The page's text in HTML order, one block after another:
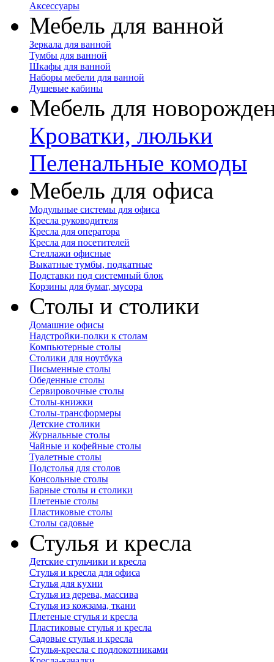
Аксессуары
Мебель для ванной
Зеркала для ванной
Тумбы для ванной
Шкафы для ванной
Наборы мебели для ванной
Душевые кабины
Мебель для
Кроватки, люльки
Пеленальные комоды
Мебель для офиса
Модульные системы для офиса
Кресла руководителя
Кресла для оператора
Кресла для посетителей
Стеллажи офисные
Выкатные тумбы, подкатные
Подставки под системный блок
Корзины для бумаг, мусора
Столы и столики
Домашние офисы
Надстройки-полки к столам
Компьютерные столы
Столики для ноутбука
Письменные столы
Обеденные столы
Сервировочные столы
Столы-книжки
Столы-трансформеры
Детские столики
Журнальные столы
Чайные и кофейные столы
Туалетные столы
Подстолья для столов
Консольные столы
Барные столы и столики
Плетеные столы
Пластиковые столы
Столы садовые
Стулья и кресла
Детские стульчики и кресла
Стулья и кресла для офиса
Стулья для кухни
Стулья из дерева, массива
Стулья из кожзама, ткани
Плетеные стулья и кресла
Пластиковые стулья и кресла
Садовые стулья и кресла
Стулья-кресла с подлокотниками